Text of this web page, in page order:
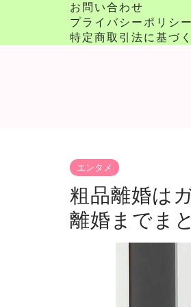
お問い合わせ
プライバシーポリシー
特定商取引法に基づ
エンタメ
粗品離婚は
離婚までま